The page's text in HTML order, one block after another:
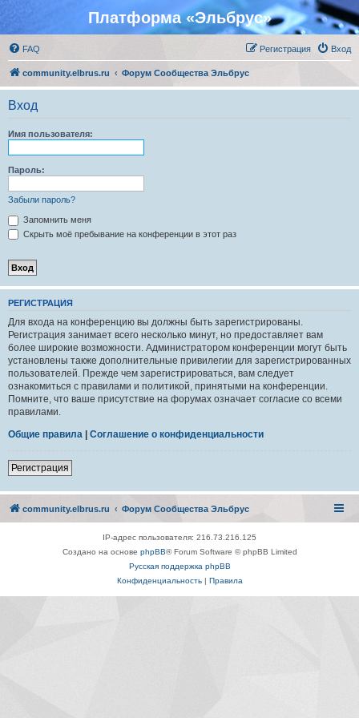
Платформа «Эльбрус»
FAQ Вход
Регистрация
community.elbrus.ru Форум Сообщества Эльбрус
Вход
Имя пользователя:
Пароль:
Забыли пароль?
Запомнить меня
Скрыть моё пребывание на конференции в этот раз
РЕГИСТРАЦИЯ
Для входа на конференцию вы должны быть зарегистрированы.
Регистрация занимает всего несколько минут, но предоставляет вам
более широкие возможности. Администратором конференции могут быть
установлены также дополнительные привилегии для зарегистрированных
пользователей. Прежде чем зарегистрироваться, вам следует
ознакомиться с правилами и политикой, принятыми на конференции.
Помните, что ваше присутствие на форумах означает согласие со всеми
правилами.
Общие правила | Соглашение о конфиденциальности
Регистрация
community.elbrus.ru Форум Сообщества Эльбрус
IP-адрес пользователя: 216.73.216.125
Создано на основе phpBB® Forum Software © phpBB Limited
Русская поддержка phpBB
Конфиденциальность| Правила